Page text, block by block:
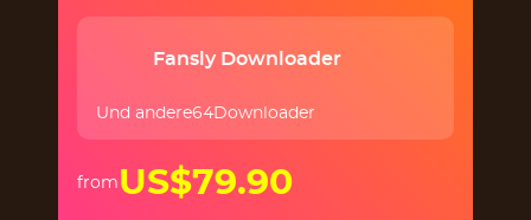
Fansly Downloader
Und andere64Downloader
from US$79.90